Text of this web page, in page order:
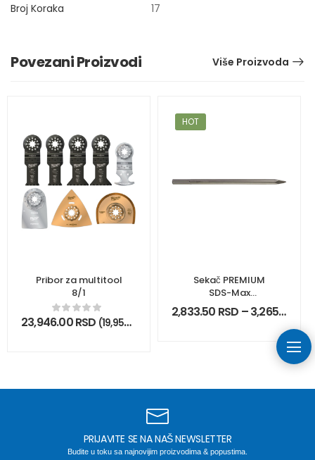
Broj Koraka
17
Povezani Proizvodi Više Proizvoda
Pribor za multitool
8/1
23,946.00RSD (19,955.00
HOT
Sekač PREMIUM
SDS-Max
400/600mm
2,833.50 RSD –3,265.50
PRIJAVITE SE NA NAŠ NEWSLETTER
Budite u toku sa najnovijim proizvodima & popustima.